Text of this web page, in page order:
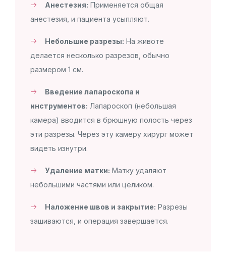
Анестезия: Применяется общая
анестезия, и пациента усыпляют.
Небольшие разрезы: На животе
делается несколько разрезов, обычно
размером 1 см.
Введение лапароскопа и
инструментов: Лапароскоп (небольшая
камера) вводится в брюшную полость через
эти разрезы. Через эту камеру хирург может
видеть изнутри.
Удаление матки: Матку удаляют
небольшими частями или целиком.
Наложение швов и закрытие: Разрезы
зашиваются, и операция завершается.